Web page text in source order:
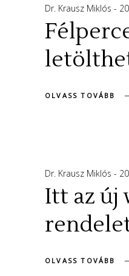
Dr. Krausz Miklós
OLVASS TOVÁBB
Dr. Krausz Miklós
Itt az új
OLVASS TOVÁBB